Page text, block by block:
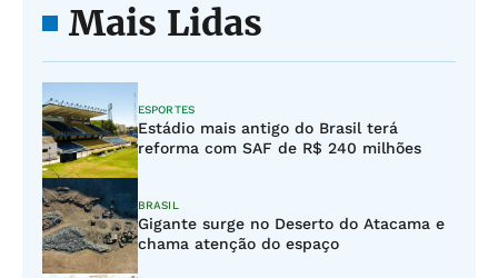
Mais Lidas
ESPORTES
Estádio mais antigo do Brasil terá
reforma com SAF de R$ 240 milhões
BRASIL
Gigante surge no Deserto do Atacama e
chama atenção do espaço